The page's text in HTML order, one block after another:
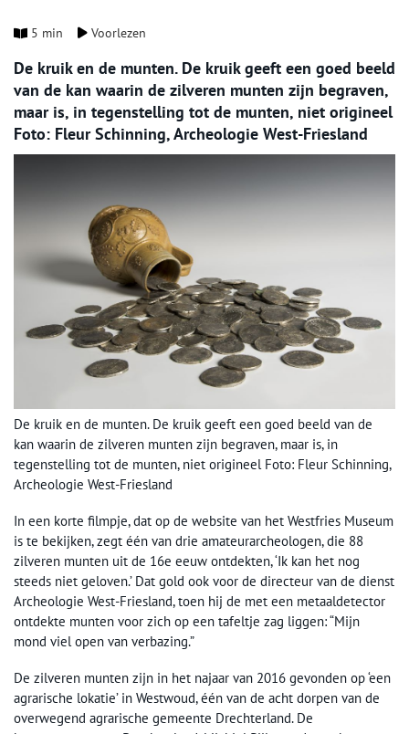
5 min Voorlezen
De kruik en de munten. De kruik geeft een goed beeld
van de kan waarin de zilveren munten zijn begraven,
maar is, in tegenstelling tot de munten, niet origineel
Foto: Fleur Schinning, Archeologie West-Friesland
De kruik en de munten. De kruik geeft een goed beeld van de
kan waarin de zilveren munten zijn begraven, maar is, in
tegenstelling tot de munten, niet origineel Foto: Fleur Schinning,
Archeologie West-Friesland
In een korte filmpje, dat op de website van het Westfries Museum
is te bekijken, zegt één van drie amateurarcheologen, die 88
zilveren munten uit de 16e eeuw ontdekten, ‘Ik kan het nog
steeds niet geloven.’ Dat gold ook voor de directeur van de dienst
Archeologie West-Friesland, toen hij de met een metaaldetector
ontdekte munten voor zich op een tafeltje zag liggen: “Mijn
mond viel open van verbazing.”
De zilveren munten zijn in het najaar van 2016 gevonden op ‘een
agrarische lokatie’ in Westwoud, één van de acht dorpen van de
overwegend agrarische gemeente Drechterland. De